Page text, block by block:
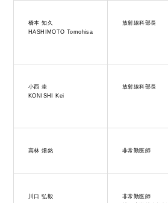
橋本 知久
HASHIMOTO Tomohisa
放射線科部長
小西 圭
KONISHI Kei
放射線科部長
高林 畑銘 非常勤医師
川口 弘毅
非常勤医師